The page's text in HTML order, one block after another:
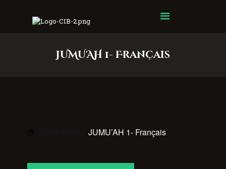
JUMU'AH 1- Français
Centre Islamique Badr
Event Series: JUMU’AH 1- Français